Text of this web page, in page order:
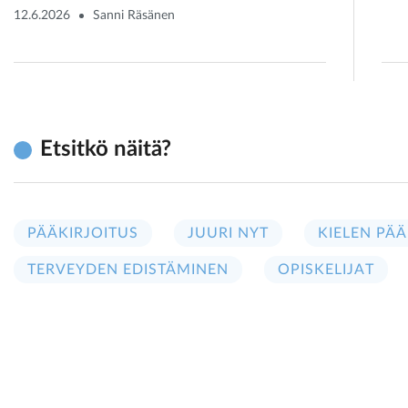
12.6.2026 Sanni Räsänen
Etsitkö näitä?
PÄÄKIRJOITUS JUURI NYT KIELEN
TERVEYDEN EDISTÄMINEN OPISKELIJAT